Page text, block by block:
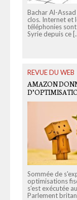
Bachar Al-
clos. Internet et
téléphonies
Syrie depuis ce
REVUE DU WEB
AMAZON
Sommée de
optimisations
s'est exécutée
Parlement